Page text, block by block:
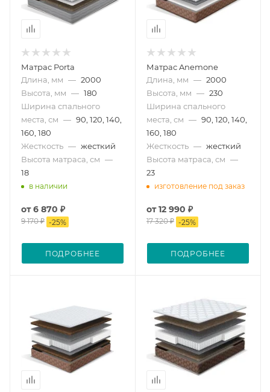
Матрас Porta
Длина, мм — 2000
Высота, мм — 180
Ширина спального
места, см — 90, 120, 140,
160, 180
Жесткость — жесткий
Высота матраса, см —
18
в наличии
от6 870 ₽
9 170 ₽ -25%
ПОДРОБНЕЕ
Матрас Anemone
Длина, мм — 2000
Высота, мм — 230
Ширина спального
места, см — 90, 120, 140,
160, 180
Жесткость — жесткий
Высота матраса, см —
23
изготовление под заказ
от12 990 ₽
17 320 ₽ -25%
ПОДРОБНЕЕ